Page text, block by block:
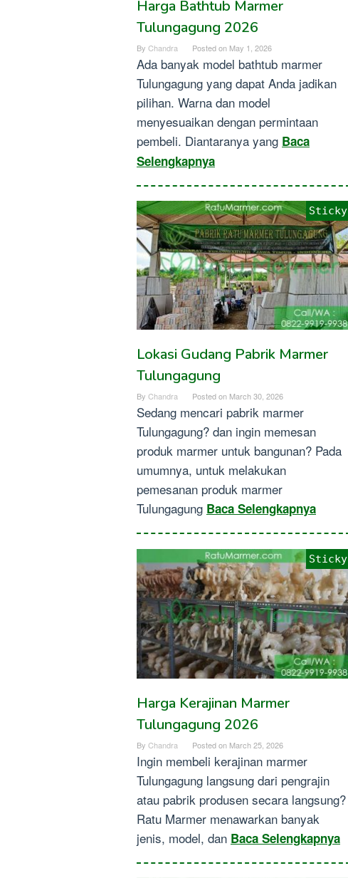
Harga Bathtub Marmer
Tulungagung 2026
By Chandra Posted on May 1, 2026
Ada banyak model bathtub marmer
Tulungagung yang dapat Anda jadikan
pilihan. Warna dan model
menyesuaikan dengan permintaan
pembeli. Diantaranya yang Baca
Selengkapnya
Lokasi Gudang Pabrik Marmer
Tulungagung
By Chandra Posted on March 30, 2026
Sedang mencari pabrik marmer
Tulungagung? dan ingin memesan
produk marmer untuk bangunan? Pada
umumnya, untuk melakukan
pemesanan produk marmer
Tulungagung Baca Selengkapnya
Sticky
Harga Kerajinan Marmer
Tulungagung 2026
By Chandra Posted on March 25, 2026
Ingin membeli kerajinan marmer
Tulungagung langsung dari pengrajin
atau pabrik produsen secara langsung?
Ratu Marmer menawarkan banyak
jenis, model, dan Baca Selengkapnya
Sticky